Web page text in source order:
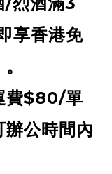
享香港免
。
費$80/單
辦公時間內